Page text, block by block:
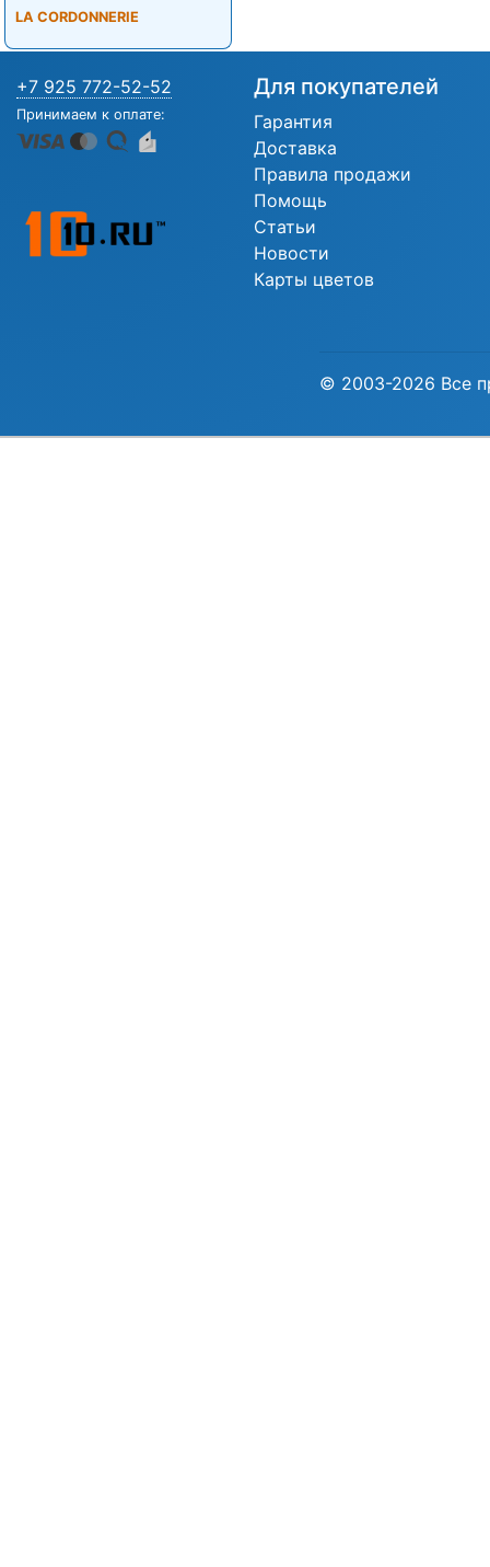
LA CORDONNERIE
+7 925 772-52-52
Принимаем к оплате:
Для покупателей
Гарантия
Доставка
Правила продажи
Помощь
Статьи
Новости
Карты цветов
© 2003-2026 Все